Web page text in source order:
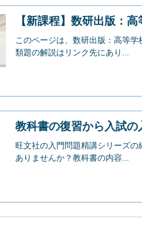
【新課程】数研出版：
このページは、数研出版：高等
類題の解説はリンク先にあり...
教科書の復習から入試
旺文社の入門問題精講シリーズ
ありませんか？教科書の内容...